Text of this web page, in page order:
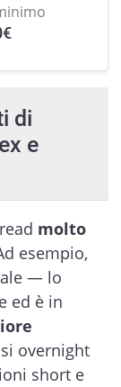
€
di
e
molto
esempio,
— lo
ed è in
overnight
short e